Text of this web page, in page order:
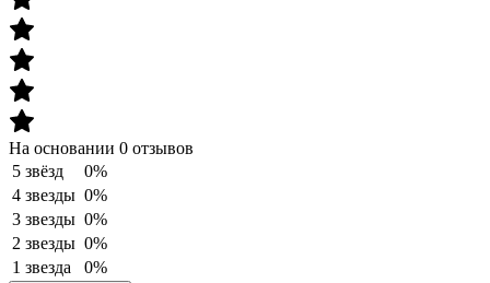
На основании 0 отзывов
5 звёзд
0%
4 звезды 0%
3 звезды 0%
2 звезды 0%
1 звезда
0%